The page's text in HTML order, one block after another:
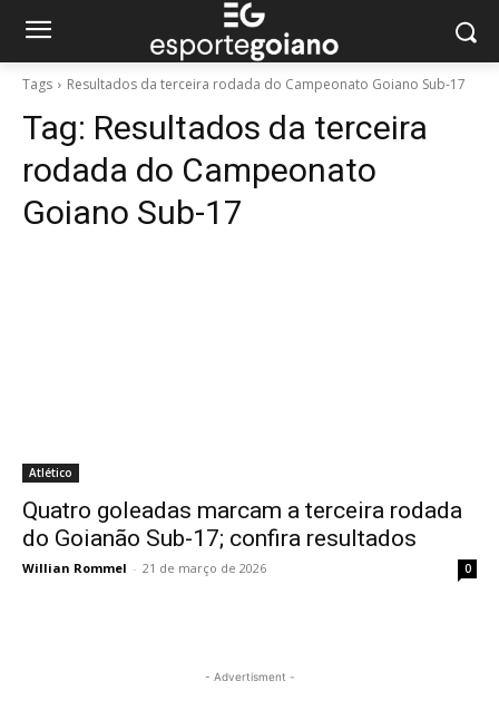
Tags Resultados da terceira rodada do Campeonato Goiano Sub-17
Tag: Resultados da terceira
rodada do Campeonato
Goiano Sub-17
Atlético
Quatro goleadas marcam a terceira rodada
do Goianão Sub-17; confira resultados
Willian Rommel - 21 de março de 2026 0
- Advertisment -